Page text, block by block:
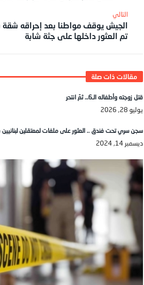
‎التالي
الجيش يوقف مواطنا بعد إحراقه شقة
تم العثور داخلها على جثة شابة
قتل زوجته وأطفاله الـ6… ثمّ انتحر
يوليو 28, 2026
سجن سري تحت فندق .. العثور على ملفات لمعتقلين
ديسمبر 14, 2024